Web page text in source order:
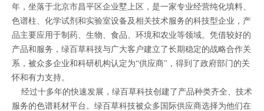
年，坐落于北京市昌平区企业墅上区，是一家专业经营纯化填料、
色谱柱、化学试剂和实验室设备及相关技术服务的科技型企业，产
品主要应用于制药、生物、食品、环境和农业等领域。凭借较好的
产品和服务，绿百草科技与广大客户建立了长期稳定的战略合作关
系，被众多企业和科研机构认定为“供应商"，得到了政府部门的关
怀和有力支持。
经过十多年的快速发展，绿百草科技创建了产品种类齐全、技术
服务的色谱耗材平台。绿百草科技被众多国际供应商选择为他们在